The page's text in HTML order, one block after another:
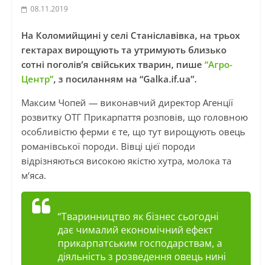
08.11.2019
На Коломийщині у селі Станіславівка, на трьох
гектарах вирощують та утримують близько
сотні поголів’я свійських тварин, пише “Агро-
Центр”, з посиланням на “Galka.if.ua”.
Максим Чопей — виконавчий директор Агенції
розвитку ОТГ Прикарпаття розповів, що головною
особливістю ферми є те, що тут вирощують овець
романівської породи. Вівці цієї породи
відрізняються високою якістю хутра, молока та
м’яса.
“Тваринництво як бізнес сьогодні
дає чималий економічний ефект
прикарпатським господарствам, а
діяльність з розведення овець нині